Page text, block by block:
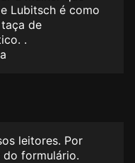
Lubitsch é como
de
.
leitores. Por
do formulário.